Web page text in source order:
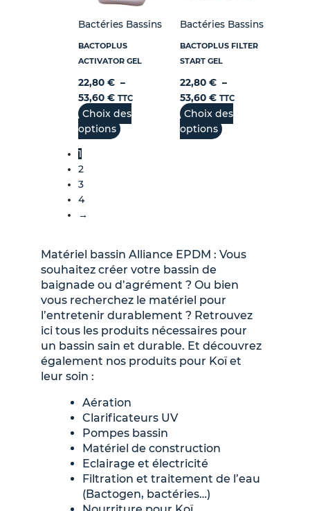
Bactéries Bassins
BACTOPLUS
ACTIVATOR GEL
22,80 € –
53,60 € TTC
Choix des
options
Bactéries Bassins
BACTOPLUS FILTER
START GEL
22,80 € –
53,60 € TTC
Choix des
options
1
2
3
4
→
Matériel bassin Alliance EPDM : Vous
souhaitez créer votre bassin de
baignade ou d’agrément ? Ou bien
vous recherchez le matériel pour
l’entretenir durablement ? Retrouvez
ici tous les produits nécessaires pour
un bassin sain et durable. Et découvrez
également nos produits pour Koï et
leur soin :
Aération
Clarificateurs UV
Pompes bassin
Matériel de construction
Eclairage et électricité
Filtration et traitement de l’eau
(Bactogen, bactéries…)